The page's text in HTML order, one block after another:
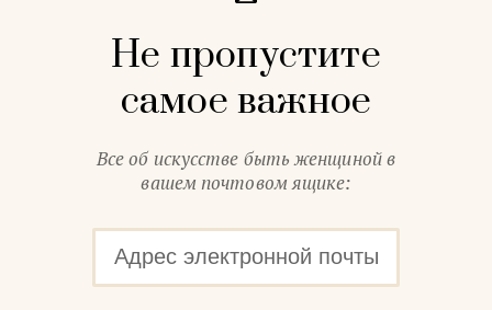
Не пропустите
самое важное
Все об искусстве быть женщиной в
вашем почтовом ящике: